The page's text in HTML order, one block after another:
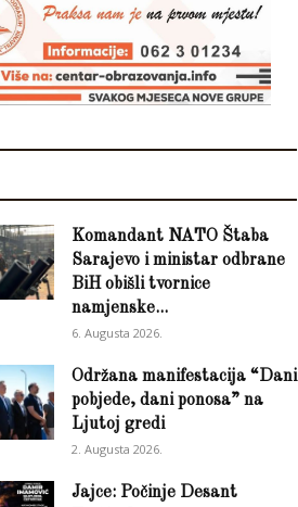
Komandant NATO Štaba
Sarajevo i ministar odbrane
BiH obišli tvornice
namjenske...
6. Augusta 2026.
Održana manifestacija “Dani
pobjede, dani ponosa” na
Ljutoj gredi
2. Augusta 2026.
Jajce: Počinje Desant